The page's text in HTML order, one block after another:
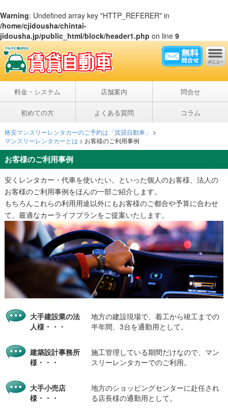
Warning: Undefined array key "HTTP_REFERER" in
/home/cjidousha/chintai-
jidousha.jp/public_html/block/header1.php on line 9
料金・システム 店舗案内 問合せ
初めての方 よくある質問 コラム
格安マンスリーレンタカーのご予約は「賃貸自動車」
>
マンスリーレンタカーとは > お客様のご利用事例
お客様のご利用事例
安くレンタカー・代車を使いたい。といった個人のお客様、法人の
お客様のご利用事例をほんの一部ご紹介します。
もちろんこれらの利用用途以外にもお客様のご都合や予算に合わせ
て、最適なカーライフプランをご提案いたします。
大手建設業の法
人様・・・
地方の建設現場で、着工から竣工までの
半年間、3台を通勤用として。
建築設計事務所
様・・・
施工管理している期間だけなので、マン
スリーレンタカーでのご利用。
大手小売店
様・・・
地方のショッピングセンターに赴任され
る店長様の通勤用として。